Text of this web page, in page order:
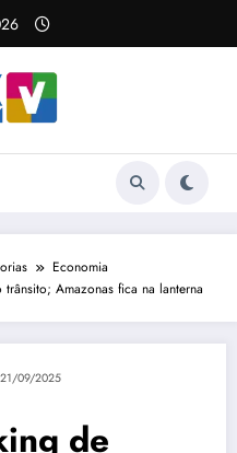
Economia
Amazonas fica na lanterna
21/09/2025
de